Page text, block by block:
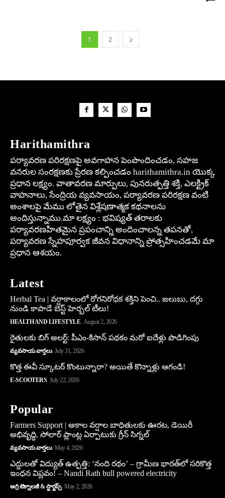
1 2
Harithamithra
పర్యావరణ పరిరక్షణపై అవగాహన పెంపొందించడం, సహజ
వనరుల సంరక్షణకు ప్రేరణ కల్పించడం harithamithra.in యొక్క
ప్రధాన లక్ష్యం. వాతావరణ మార్పులు, పునరుత్పత్తి శక్తి, ఎలక్ట్రిక్
వాహనాలు, సేంద్రియ వ్యవసాయం, పర్యావరణ పరిరక్షణ వంటి
అంశాలపై మేము లోతైన విశ్లేషణాత్మక కథనాలను
అందిస్తున్నాము.మా లక్ష్యం : భవిష్యత్ తరాలకు
పర్యావరణహితమైన ప్రపంచాన్ని అందించాలన్న తపనతో,
పర్యావరణ స్నేహపూర్వక జీవన విధానాన్ని ప్రోత్సహించడమే మా
ప్రధాన ఆశయం.
Latest
Herbal Tea | వర్షాకాలంలో రోగనిరోధక శక్తిని పెంచి.. జలుబు, దగ్గు
నుండి కాపాడే బెస్ట్ హెర్బల్ టీలు!
HEALTH AND LIFESTYLE August 2, 2026
రైతులకు బిగ్ అలర్ట్: పీఎం-కిసాన్ పథకం మరో ఐదేళ్లు పొడిగింపు
వ్యవసాయ వార్తలు July 31, 2026
కొత్త ఈవీ స్కూట‌ర్ కొంటున్నారా? అయితే కొన్నాళ్లు ఆగండి!
E-SCOOTERS July 22, 2026
Popular
Farmers Support | అకాల వర్షాల బాధితులకు ఊరట, డెయిరీ
అభివృద్ధి, సోలార్ ప్లాంట్ల ఏర్పాటుకు గ్రీన్‌ సిగ్నల్
వ్యవసాయ వార్తలు May 4, 2026
ఎద్దులతో విద్యుత్ ఉత్పత్తి: ‘నంది రథం’ – గ్రామీణ భారత్‌లో సరికొత్త
ఇంధన విప్లవం! – Nandi Rath bull powered electricity
అగ్రి టెక్నాలజీ & స్టార్టప్స్ May 2, 2026